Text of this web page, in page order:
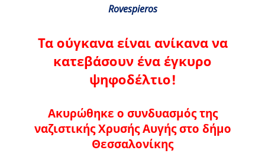
Rovespieros
Τα ούγκανα είναι ανίκανα να
κατεβάσουν ένα έγκυρο
ψηφοδέλτιο!
Ακυρώθηκε ο συνδυασμός της
ναζιστικής Χρυσής Αυγής στο δήμο
Θεσσαλονίκης